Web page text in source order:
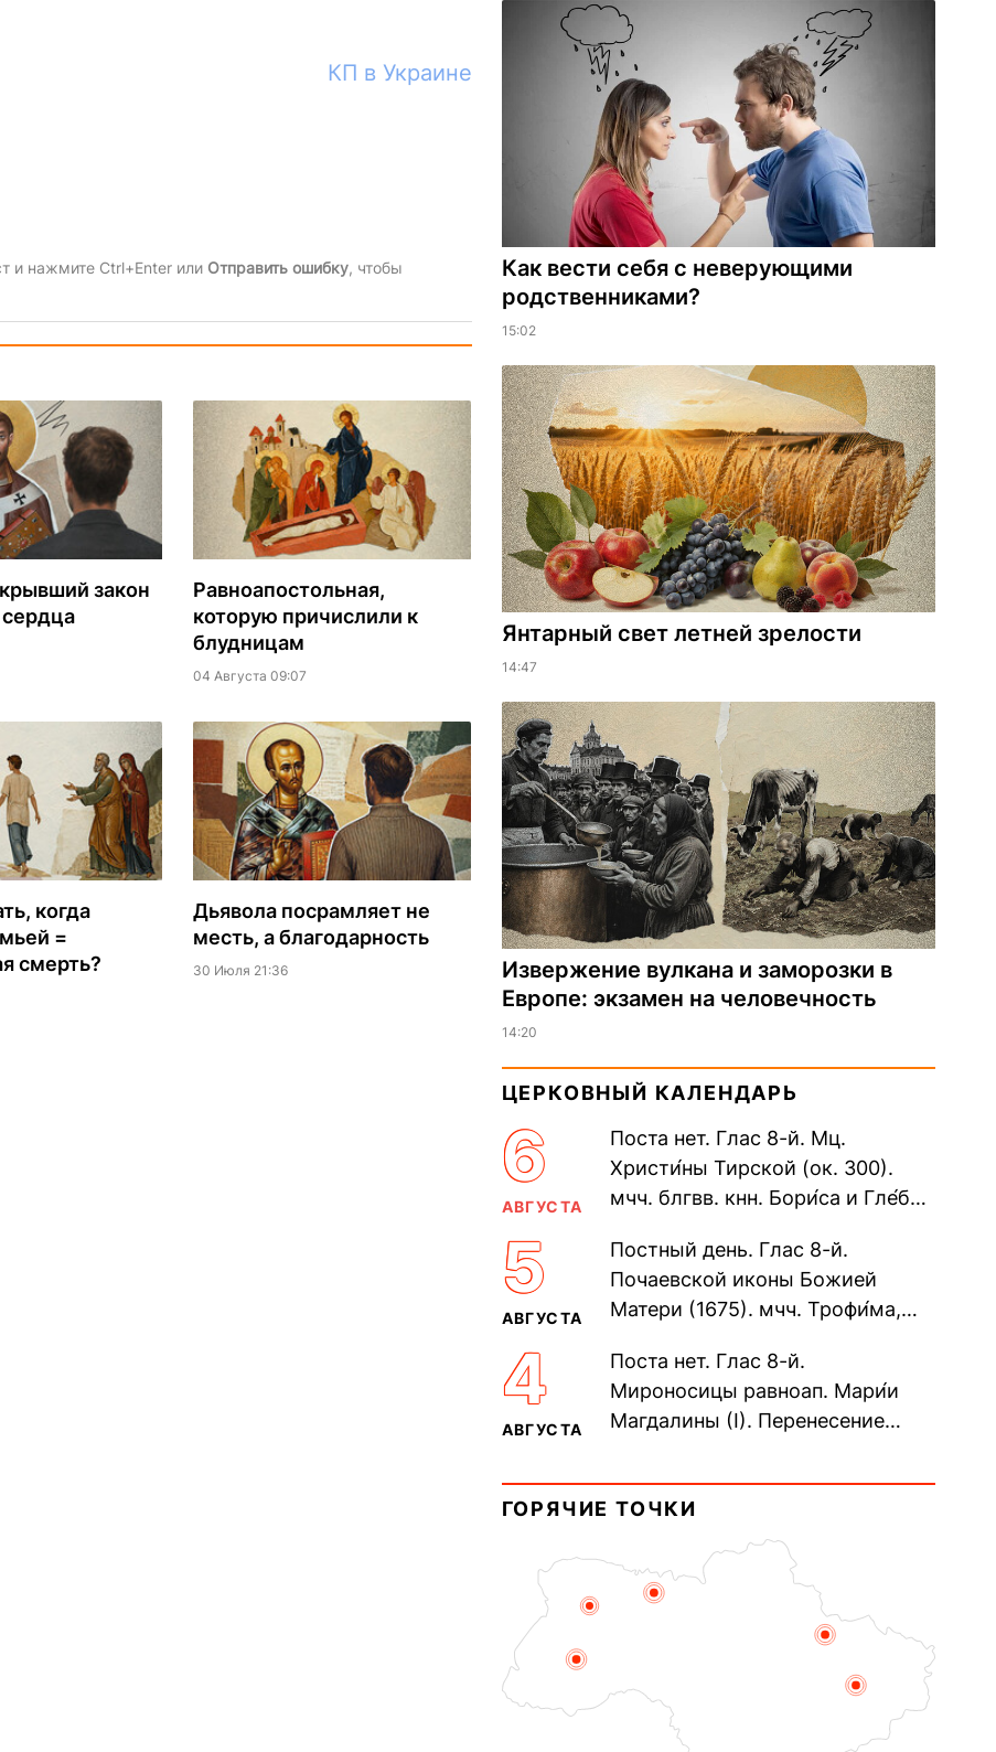
КП в Украине
и нажмите Ctrl+Enter или Отправить ошибку, чтобы
закон
сердца
Равноапостольная,
которую причислили к
блудницам
04 Августа 09:07
когда
=
смерть?
Дьявола посрамляет не
месть, а благодарность
30 Июля 21:36
Как вести себя с неверующими
родственниками?
15:02
Янтарный свет летней зрелости
14:47
Извержение вулкана и заморозки в
Европе: экзамен на человечность
14:20
ЦЕРКОВНЫЙ КАЛЕНДАРЬ
6
АВГУСТА
Поста нет. Глас 8-й. Мц.
Христи́ны Тирской (ок. 300).
мчч. блгвв. кнн. Бори́са и Гле́ба,
Дави́да (1015). Прп....
5
АВГУСТА
Постный день. Глас 8-й.
Почаевской иконы Божией
Матери (1675). мчч. Трофи́ма,
мучеников (284–305). прав.
воина Фео́дора...
4
АВГУСТА
Поста нет. Глас 8-й.
Мироносицы равноап. Мари́и
Магдалины (I). Перенесение
Синопского (403–404). Прп.
Корни́лия...
ГОРЯЧИЕ ТОЧКИ